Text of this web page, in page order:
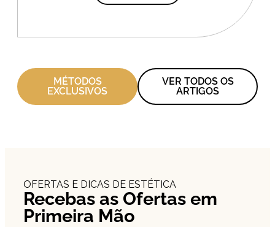
VER TODOS OS
ARTIGOS
MÉTODOS
EXCLUSIVOS
OFERTAS E DICAS DE ESTÉTICA
Recebas as Ofertas em
Primeira Mão